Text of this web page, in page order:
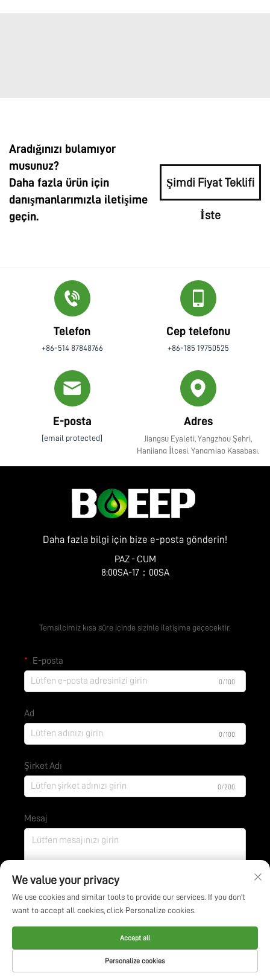
Aradığınızı bulamıyor
musunuz?
Daha fazla ürün için
danışmanlarımızla iletişime
geçin.
Şimdi Fiyat Teklifi
İste
Telefon
+86-514 87848766
Cep telefonu
+86-185 19750525
E-posta
[email protected]
Adres
Jiangsu Eyaleti, Yangzhou Şehri,
Hanjiang İlçesi, Yangmiao Kasabası,
Daha fazla bilgi için bize e-posta gönderin!
PAZ - CUM
8:00SA-17：00SA
Temsilcimiz kısa süre içinde sizinle iletişime geçecektir.
E-posta
0/100
Ad
0/100
Şirket Adı
0/200
Mesaj
Gönder
Tüm hakları saklıdır. © Jiangsu BOE Environmental
We value your privacy
We use cookies and similar tools to provide our services. If you don't
want to accept all cookies, click Personalize cookies.
Personalize cookies
Accept all